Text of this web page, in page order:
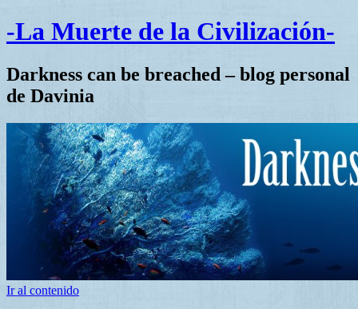
-La Muerte de la Civilización-
Darkness can be breached – blog personal
de Davinia
Ir al contenido